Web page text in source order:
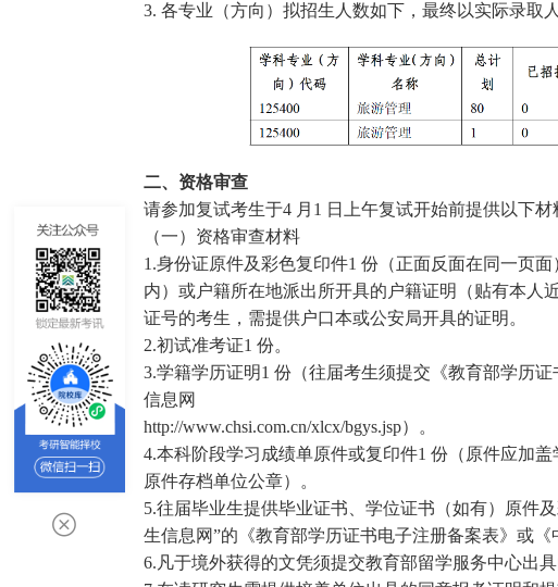
3. 各专业（方向）拟招生人数如下，最终以实际录取
二、资格审查
请参加复试考生于4 月1 日上午复试开始前提供以下材
（一）资格审查材料
1.身份证原件及彩色复印件1 份（正面反面在同一页
内）或户籍所在地派出所开具的户籍证明（贴有本人
证号的考生，需提供户口本或公安局开具的证明。
2.初试准考证1 份。
3.学籍学历证明1 份（往届考生须提交《教育部学历
信息网
http://www.chsi.com.cn/xlcx/bgys.jsp）。
4.本科阶段学习成绩单原件或复印件1 份（原件应加
原件存档单位公章）。
5.往届毕业生提供毕业证书、学位证书（如有）原件
生信息网”的《教育部学历证书电子注册备案表》或《
6.凡于境外获得的文凭须提交教育部留学服务中心出具